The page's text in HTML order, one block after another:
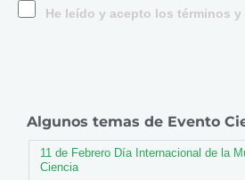
He leído y acepto los términos
Algunos temas de Evento
11 de Febrero Día Internacional de la
Ciencia